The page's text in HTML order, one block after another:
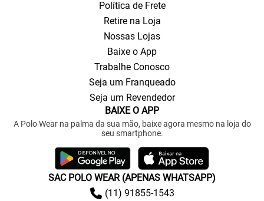
Política de Frete
Retire na Loja
Nossas Lojas
Baixe o App
Trabalhe Conosco
Seja um Franqueado
Seja um Revendedor
BAIXE O APP
A Polo Wear na palma da sua mão, baixe agora mesmo na loja do
seu smartphone.
SAC POLO WEAR (APENAS WHATSAPP)
(11) 91855-1543